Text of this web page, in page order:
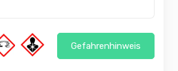
Gefahrenhinweis